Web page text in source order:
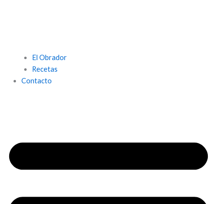
El Obrador
Recetas
Contacto